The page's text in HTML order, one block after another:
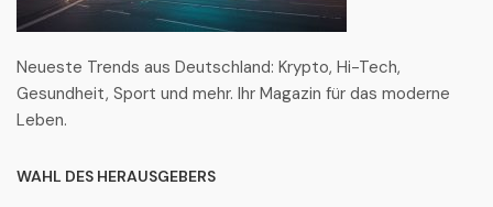
Neueste Trends aus Deutschland: Krypto, Hi-Tech,
Gesundheit, Sport und mehr. Ihr Magazin für das moderne
Leben.
WAHL DES HERAUSGEBERS